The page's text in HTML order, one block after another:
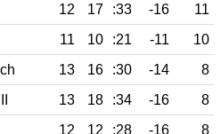
12 17 :33 -16
11
11 10 :21 -11
10
13 16 :30 -14
8
13 18 :34 -16
8
12 12 :28 -16
8